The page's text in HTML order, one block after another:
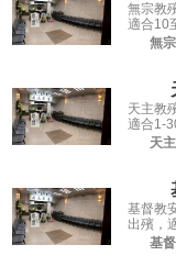
無宗教
適合10
瞻仰遺
無
天主教
適合1-
天
基督教
出殯，
基